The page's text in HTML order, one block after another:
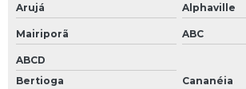
Teclado industrial
Teclado pc industrial
Teste de circuitos eletrônicos
Arujá Alphaville
Mairiporã ABC
ABCD
Bertioga
Cananéia